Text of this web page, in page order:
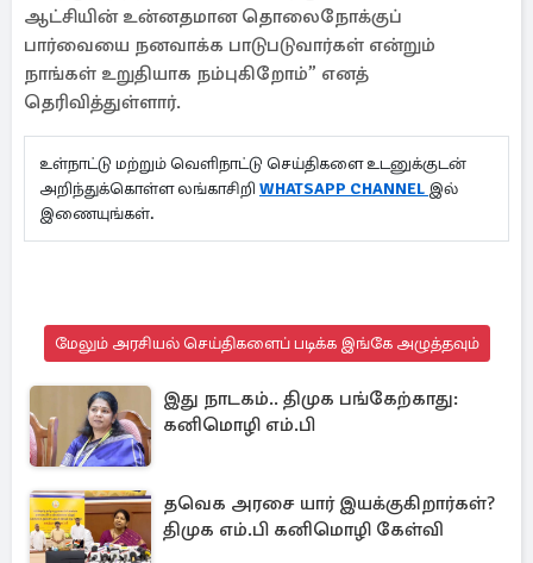
ஆட்சியின் உன்னதமான தொலைநோக்குப்
பார்வையை நனவாக்க பாடுபடுவார்கள் என்றும்
நாங்கள் உறுதியாக நம்புகிறோம்” எனத்
தெரிவித்துள்ளார்.
உள்நாட்டு மற்றும் வெளிநாட்டு செய்திகளை உடனுக்குடன்
அறிந்துக்கொள்ள லங்காசிறி WHATSAPP CHANNEL இல்
இணையுங்கள்.
மேலும் அரசியல் செய்திகளைப் படிக்க இங்கே அழுத்தவும்
இது நாடகம்.. திமுக பங்கேற்காது:
கனிமொழி எம்.பி
தவெக அரசை யார் இயக்குகிறார்கள்?
திமுக எம்.பி கனிமொழி கேள்வி